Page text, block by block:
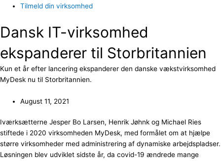
Tilmeld din virksomhed
Dansk IT-virksomhed
ekspanderer til Storbritannien
Kun et år efter lancering ekspanderer den danske vækstvirksomhed
MyDesk nu til Storbritannien.
August 11, 2021
Iværksætterne Jesper Bo Larsen, Henrik Jøhnk og Michael Ries
stiftede i 2020 virksomheden MyDesk, med formålet om at hjælpe
større virksomheder med administrering af dynamiske arbejdspladser.
Løsningen blev udviklet sidste år, da covid-19 ændrede mange